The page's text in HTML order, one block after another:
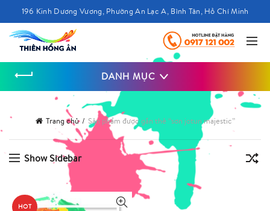
196 Kinh Dương Vương, Phường An Lạc A, Bình Tân, Hồ Chí Minh
DANH MỤC
Trang chủ Sản phẩm được gắn thẻ “sơn jotun majestic”
Show Sidebar
HOT